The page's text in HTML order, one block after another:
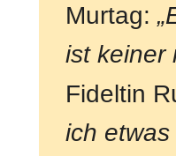
Murtag:
ist keiner
Fideltin
ich